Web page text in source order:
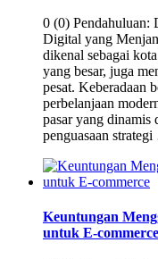
0 (0) Pendahuluan:
Digital yang
dikenal sebagai
yang besar, juga
pesat. Keberadaan
perbelanjaan
pasar yang
penguasaan
Keuntungan
untuk E-commerce